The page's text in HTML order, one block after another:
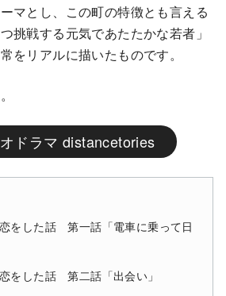
マとし、この町の特徴とも言える
挑戦する元気であたたかな若者」
をリアルに描いたものです。
ドラマ distancetories
をした話 第一話「電車に乗って日
をした話 第二話「出会い」